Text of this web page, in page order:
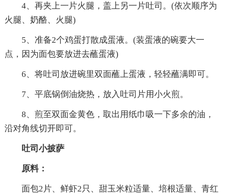
4、再夹上一片火腿，盖上另一片吐司。(依次顺序为
火腿、奶酪、火腿)
5、准备2个鸡蛋打散成蛋液。(装蛋液的碗要大一
点，因为面包要放进去蘸蛋液)
6、将吐司放进碗里双面蘸上蛋液，轻轻蘸满即可。
7、平底锅倒油烧热，放入吐司片用小火煎。
8、煎至双面金黄色，取出用纸巾吸一下多余的油，
沿对角线切开即可。
吐司小披萨
原料：
面包2片、鲜虾2只、甜玉米粒适量、培根适量、青红